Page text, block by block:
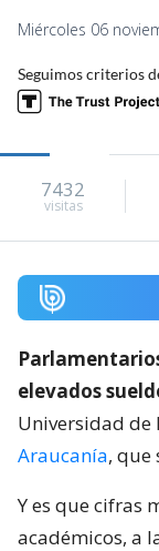
Miércoles 06
Seguimos criterios
7432
visitas
elevados
Universidad de
Araucanía, que
Y es que cifras
académicos, a